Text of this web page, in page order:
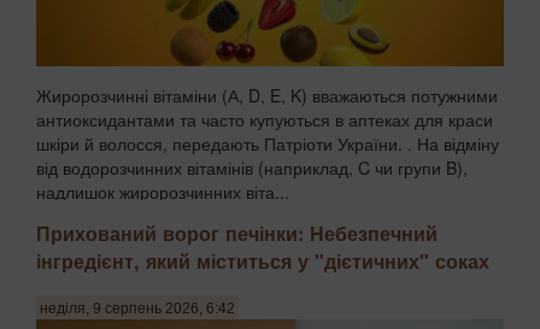
Жиророзчинні вітаміни (А, D, E, K) вважаються потужними
антиоксидантами та часто купуються в аптеках для краси
шкіри й волосся, передають Патріоти України. . На відміну
від водорозчинних вітамінів (наприклад, C чи групи B),
надлишок жиророзчинних віта...
Прихований ворог печінки: Небезпечний
інгредієнт, який міститься у "дієтичних" соках
неділя, 9 серпень 2026, 6:42